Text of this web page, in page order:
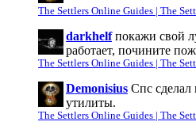
The Settlers Online Guides | The
darkhelf покажи свой
работает, почините
The Settlers Online Guides | The
Demonisius Спс сделал
утилиты.
The Settlers Online Guides | The